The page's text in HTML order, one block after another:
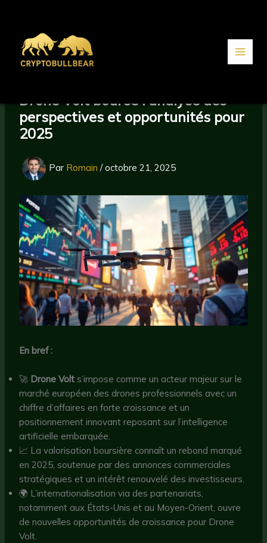
Drone Volt bourse : analyse des
perspectives et opportunités pour
2025
Par Romain/octobre 21, 2025
En bref :
🚀 Drone Volt s’impose comme un acteur majeur sur le
marché européen des drones professionnels avec un
chiffre d’affaires en forte croissance et un
positionnement innovant reposant sur l’intelligence
artificielle embarquée.
📈 La valorisation boursière connaît un rebond marqué
en 2025, soutenue par des annonces commerciales
stratégiques et un intérêt renouvelé des investisseurs.
🌍 L’internationalisation via des partenariats,
notamment aux États-Unis et au Moyen-Orient, ouvre
de nouvelles opportunités de croissance pour Drone
Volt.